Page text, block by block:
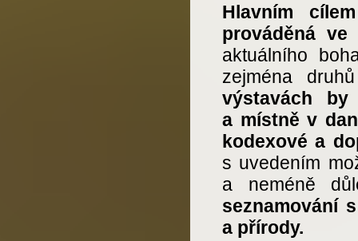
Hlavním
prováděná ve
aktuálního
zejména
výstavách
a místně v
kodexové a
s uvedením
a neméně
seznamování
a přírody.